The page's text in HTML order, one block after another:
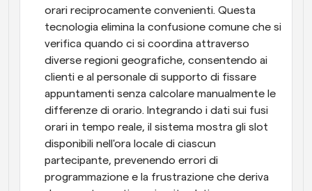
orari reciprocamente convenienti. Questa
tecnologia elimina la confusione comune che si
verifica quando ci si coordina attraverso
diverse regioni geografiche, consentendo ai
clienti e al personale di supporto di fissare
appuntamenti senza calcolare manualmente le
differenze di orario. Integrando i dati sui fusi
orari in tempo reale, il sistema mostra gli slot
disponibili nell'ora locale di ciascun
partecipante, prevenendo errori di
programmazione e la frustrazione che deriva